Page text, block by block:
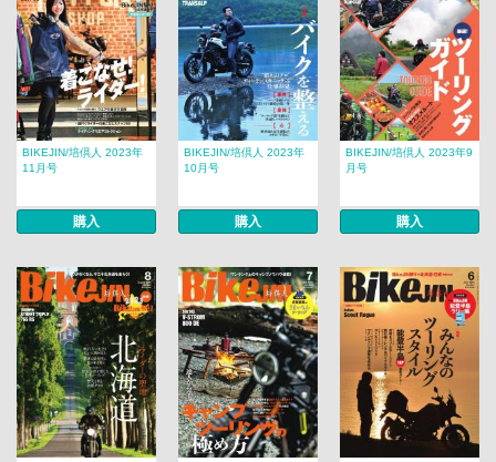
BIKEJIN/培倶人 2023年
11月号
購入
BIKEJIN/培倶人 2023年
10月号
購入
BIKEJIN/培倶人 2023年9
月号
購入